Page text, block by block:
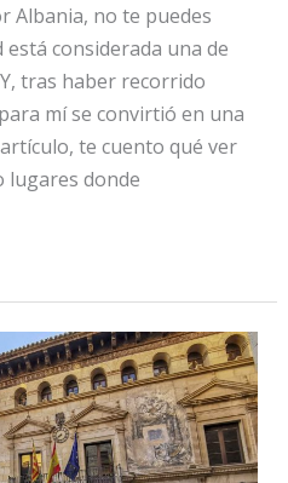
Albania, no te puedes
considerada una de
tras haber recorrido
mí se convirtió en una
te cuento qué ver
lugares donde